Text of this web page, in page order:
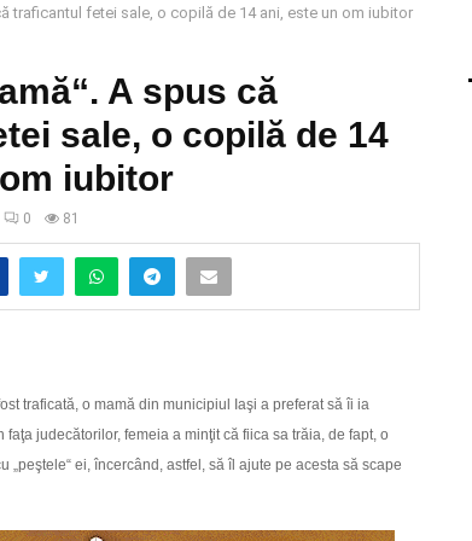
traficantul fetei sale, o copilă de 14 ani, este un om iubitor
A spus că
sale, o copilă de 14
iubitor
0 81
traficată, o mamă din municipiul Iaşi a preferat să îi ia
judecătorilor, femeia a minţit că fiica sa trăia, de fapt, o
„peştele“ ei, încercând, astfel, să îl ajute pe acesta să scape